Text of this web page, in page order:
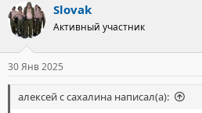
Slovak
Активный участник
30 Янв 2025
алексей с сахалина написал(а):